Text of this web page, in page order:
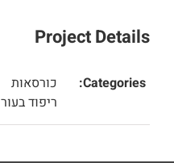
Project Details
Categories:
כורסאות
ריפוד בעור